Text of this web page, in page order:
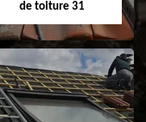
de toiture 31